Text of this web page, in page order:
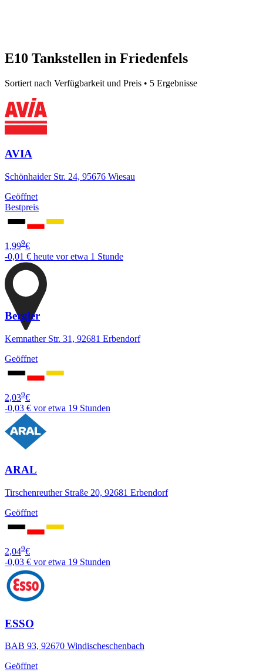
E10 Tankstellen in Friedenfels
Sortiert nach Verfügbarkeit und Preis • 5 Ergebnisse
AVIA
Schönhaider Str. 24, 95676 Wiesau
Geöffnet
Bestpreis
1,999€
-0,01 € heute vor etwa 1 Stunde
Bergler
Kemnather Str. 31, 92681 Erbendorf
Geöffnet
2,039€
-0,03 € vor etwa 19 Stunden
ARAL
Tirschenreuther Straße 20, 92681 Erbendorf
Geöffnet
2,049€
-0,03 € vor etwa 19 Stunden
ESSO
BAB 93, 92670 Windischeschenbach
Geöffnet